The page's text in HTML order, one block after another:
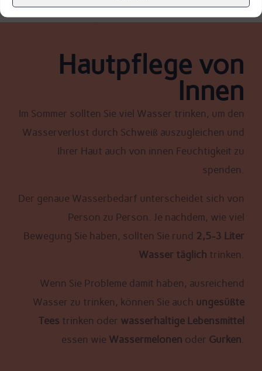
Hautpflege von
Innen
Im Sommer sollten Sie viel Wasser trinken, um den
Wasserverlust durch Schweiß auszugleichen und
Ihrer Haut auch von innen Feuchtigkeit zu
spenden.
Der genaue Wasserbedarf unterscheidet sich von
Person zu Person. Je nachdem, wie viel
Bewegung Sie haben, sollten Sie rund 2,5-3 Liter
Wasser täglich trinken.
Wenn Sie Probleme damit haben, ausreichend
Wasser zu trinken, können Sie auch ungesüßte
Tees trinken oder wasserhaltige Lebensmittel
essen wie Wassermelonen oder Gurken